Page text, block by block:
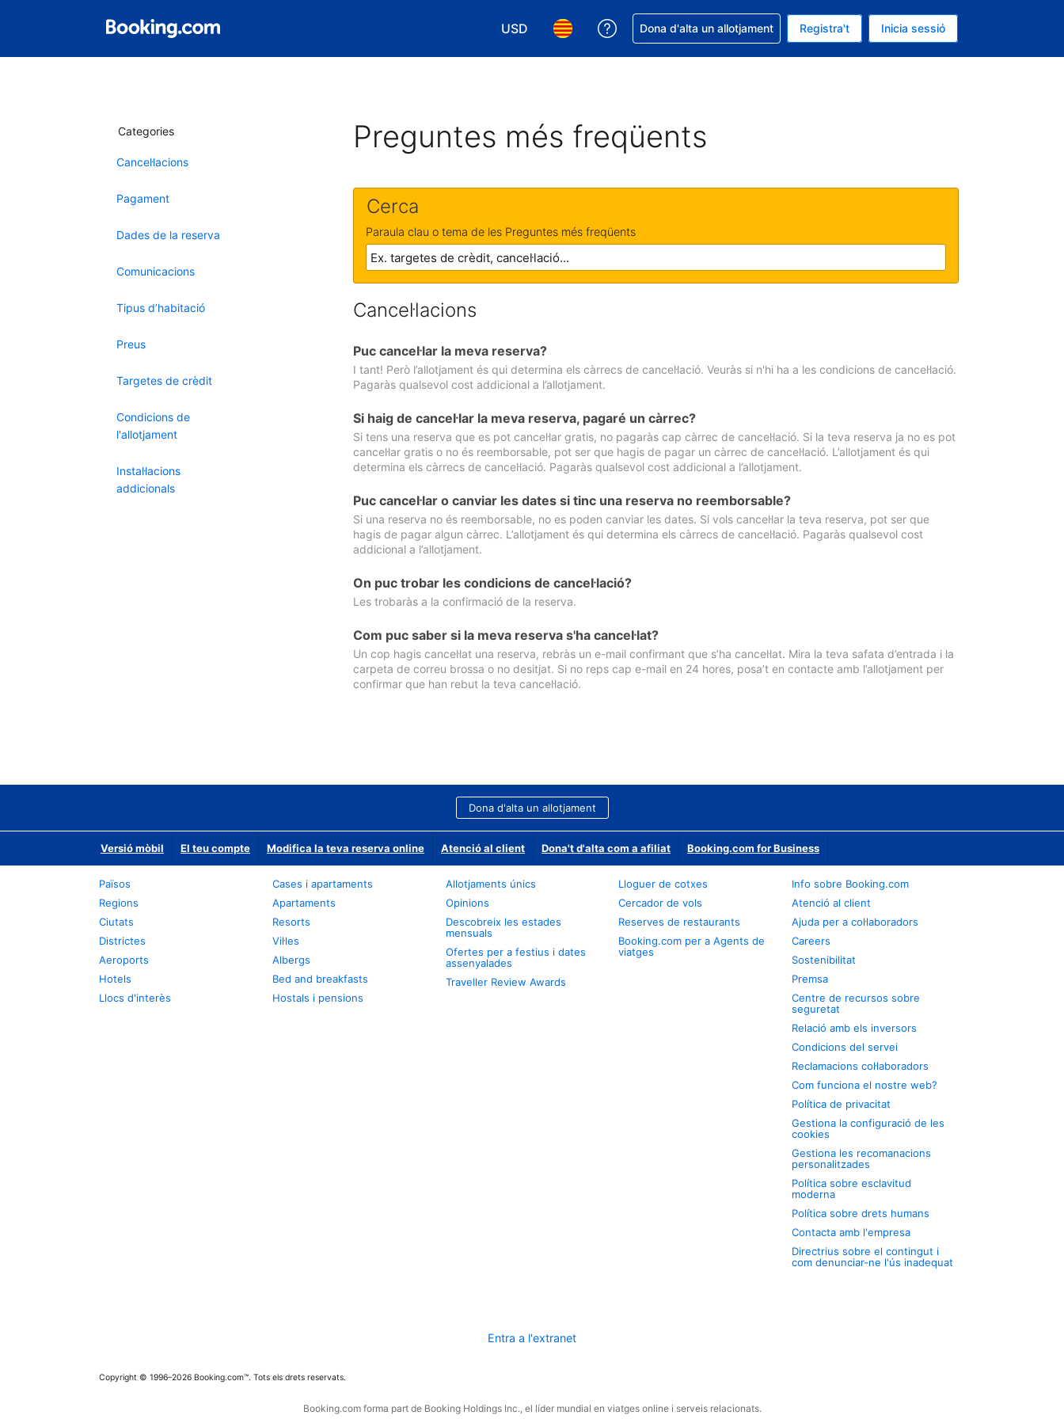
USD
Tria la moneda. La moneda actual és Dòlar dels Estats Units
Tria l'idioma. L'idioma actual és Català
Rep ajuda amb la reserva
Dona d'alta un allotjament Registra't Inicia sessió
Categories
Cancel·lacions
Pagament
Dades de la reserva
Comunicacions
Tipus d’habitació
Preus
Targetes de crèdit
Condicions de
l'allotjament
Instal·lacions
addicionals
Preguntes més freqüents
Cerca
Paraula clau o tema de les Preguntes més freqüents
Cancel·lacions
Puc cancel·lar la meva reserva?
I tant! Però l’allotjament és qui determina els càrrecs de cancel·lació. Veuràs si n'hi ha a les condicions de cancel·lació.
Pagaràs qualsevol cost addicional a l’allotjament.
Si haig de cancel·lar la meva reserva, pagaré un càrrec?
Si tens una reserva que es pot cancel·lar gratis, no pagaràs cap càrrec de cancel·lació. Si la teva reserva ja no es pot
cancel·lar gratis o no és reemborsable, pot ser que hagis de pagar un càrrec de cancel·lació. L’allotjament és qui
determina els càrrecs de cancel·lació. Pagaràs qualsevol cost addicional a l’allotjament.
Puc cancel·lar o canviar les dates si tinc una reserva no reemborsable?
Si una reserva no és reemborsable, no es poden canviar les dates. Si vols cancel·lar la teva reserva, pot ser que
hagis de pagar algun càrrec. L’allotjament és qui determina els càrrecs de cancel·lació. Pagaràs qualsevol cost
addicional a l’allotjament.
On puc trobar les condicions de cancel·lació?
Les trobaràs a la confirmació de la reserva.
Com puc saber si la meva reserva s'ha cancel·lat?
Un cop hagis cancel·lat una reserva, rebràs un e-mail confirmant que s’ha cancel·lat. Mira la teva safata d’entrada i la
carpeta de correu brossa o no desitjat. Si no reps cap e-mail en 24 hores, posa’t en contacte amb l’allotjament per
confirmar que han rebut la teva cancel·lació.
Dona d'alta un allotjament
Versió mòbil El teu compte Modifica la teva reserva online Atenció al client Dona't d'alta com a afiliat Booking.com for Business
Països
Regions
Ciutats
Districtes
Aeroports
Hotels
Llocs d'interès
Cases i apartaments
Apartaments
Resorts
Vil·les
Albergs
Bed and breakfasts
Hostals i pensions
Allotjaments únics
Opinions
Descobreix les estades
mensuals
Ofertes per a festius i dates
assenyalades
Traveller Review Awards
Lloguer de cotxes
Cercador de vols
Reserves de restaurants
Booking.com per a Agents de
viatges
Info sobre Booking.com
Atenció al client
Ajuda per a col·laboradors
Careers
Sostenibilitat
Premsa
Centre de recursos sobre
seguretat
Relació amb els inversors
Condicions del servei
Reclamacions col·laboradors
Com funciona el nostre web?
Política de privacitat
Gestiona la configuració de les
cookies
Gestiona les recomanacions
personalitzades
Política sobre esclavitud
moderna
Política sobre drets humans
Contacta amb l'empresa
Directrius sobre el contingut i
com denunciar-ne l'ús inadequat
Entra a l'extranet
Copyright © 1996–2026 Booking.com™. Tots els drets reservats.
Booking.com forma part de Booking Holdings Inc., el líder mundial en viatges online i serveis relacionats.